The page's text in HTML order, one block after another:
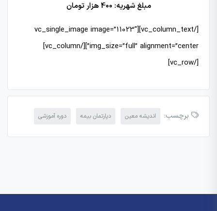
مبلغ شهریه: 400 هزار تومان
[/vc_column_text][vc_single_image image=”11023″
img_size=”full” alignment=”center”][/vc_column]
[/vc_row]
برچسب: اندیشه معین دپارتمان بیمه دوره آموزشی